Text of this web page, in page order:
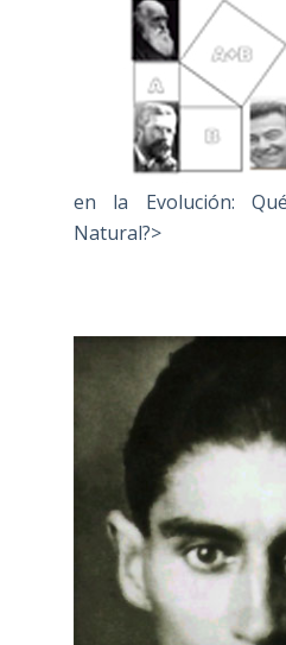
en la Evolución:
Natural?>